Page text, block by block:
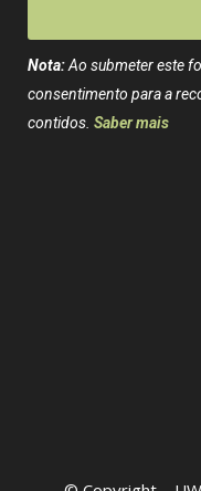
Nota:Ao submeter este
consentimento para a
contidos. Saber mais